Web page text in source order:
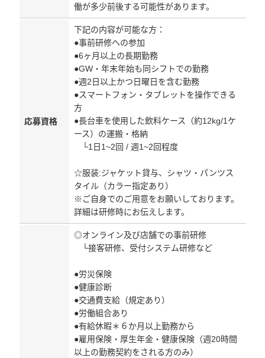
働が多少前後する可能性があります。
応募資格
下記の内容が可能な方：
●事前研修への参加
●6ヶ月以上の長期勤務
●GW・年末年始も同シフトでの勤務
●週2日以上かつ日曜日を含む勤務
●スマートフォン・タブレットを操作できる
方
●長台車を使用した飲料ケース（約12kg/1ケ
ース）の運搬・格納
└1日1~2回 / 週1~2回程度
☆服装:ジャケット貸与、シャツ・パンツス
タイル（カラー指定あり）
※ご自身でのご用意をお願いしております。
詳細は研修時にお伝えします。
◎オンライン及び店舗での事前研修
└接客研修、受付システム研修など
●労災保険
●健康診断
●交通費支給（規定あり）
●労働組合あり
●有給休暇＊６か月以上勤務から
●雇用保険・厚生年金・健康保険（週20時間
以上の勤務契約をされる方のみ）